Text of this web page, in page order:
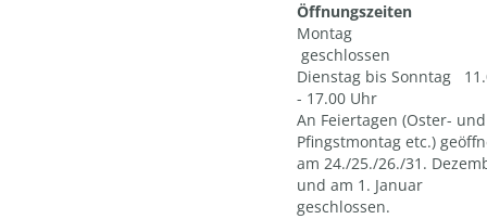
Öffnungszeiten
Montag
geschlossen
Dienstag bis Sonntag
- 17.00 Uhr
An Feiertagen (Oster- und
Pfingstmontag etc.)
am 24./25./26./31.
und am 1. Januar
geschlossen.